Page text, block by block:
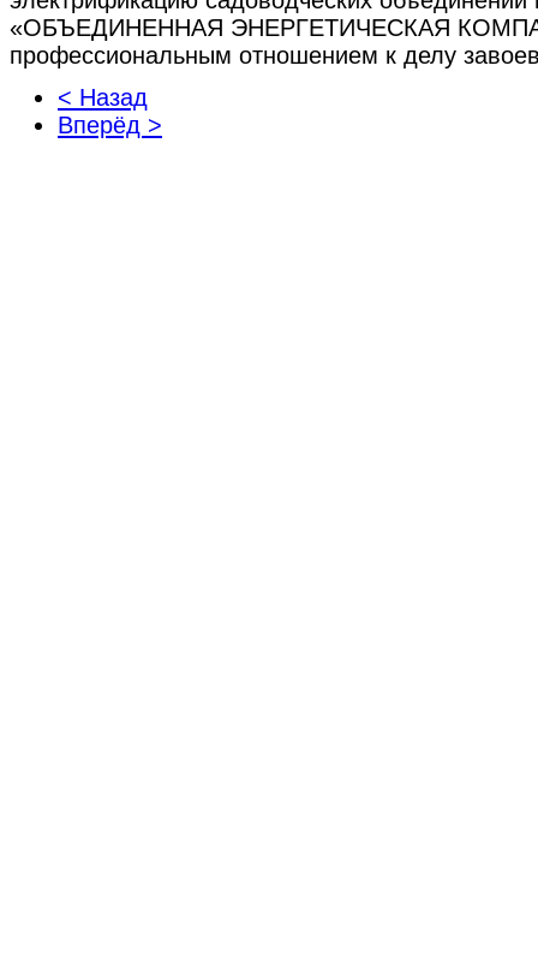
«ОБЪЕДИНЕННАЯ ЭНЕРГЕТИЧЕСКАЯ
профессиональным отношением к делу
< Назад
Вперёд >